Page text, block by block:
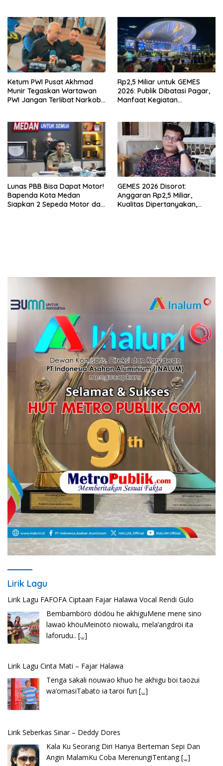
Ketum PWI Pusat Akhmad
Munir Tegaskan Wartawan
PWI Jangan Terlibat Narkoba
Rp2,5 Miliar untuk GEMES
2026: Publik Dibatasi Pagar,
Manfaat Kegiatan
Lunas PBB Bisa Dapat Motor!
Bapenda Kota Medan
Siapkan 2 Sepeda Motor dan
GEMES 2026 Disorot:
Anggaran Rp2,5 Miliar,
Kualitas Dipertanyakan,
Lirik Lagu
Lirik Lagu FAFOFA Ciptaan Fajar Halawa Vocal Rendi Gulo
Bembambörö dödöu he akhiguMene mene sino
lawaö khöuMeinötö niowalu, mela’angdröi ita
Lirik Lagu Cinta Mati – Fajar Halawa
Tenga sakali nouwao khuo he akhigu boi taozui
wa’omasiTabato ia taroi furi[...]
Lirik Seberkas Sinar – Deddy Dores
Kala Ku Seorang Diri Hanya Berteman Sepi Dan
Angin MalamKu Coba MerenungiTentang
Lirik Lagu Batak Sopanagaman – Go’Rame Band
Hu bila ngi ari do hot bulanHusalpui nang dohot
taonSoada tonamNaso masihol[...]